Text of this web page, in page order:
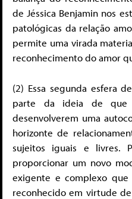
de Jéssica Benjamin nos
patológicas da relação
permite uma virada
reconhecimento do amor
(2) Essa segunda esfera
parte da ideia de que
desenvolverem uma
horizonte de
sujeitos iguais e livres.
proporcionar um novo
exigente e complexo
reconhecido em virtude